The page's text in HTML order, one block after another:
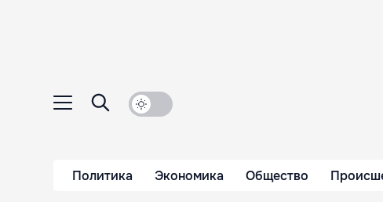
Политика Экономика Общество